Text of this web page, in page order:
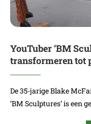
YouTuber ‘BM
transformeren tot
De 35-jarige Blake
‘BM Sculptures’ is een